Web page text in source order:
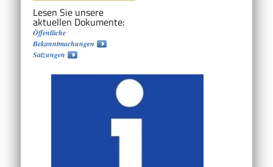
Lesen Sie unsere
aktuellen Dokumente:
Öffentliche
Bekanntmachungen
Satzungen